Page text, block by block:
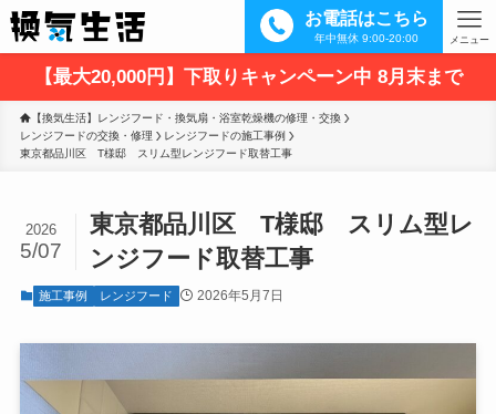
お電話はこちら
年中無休 9:00-20:00 メニュー
【最大20,000円】下取りキャンペーン中 8月末まで
【換気生活】レンジフード・換気扇・浴室乾燥機の修理・交換
レンジフードの交換・修理
レンジフードの施工事例
東京都品川区　T様邸　スリム型レンジフード取替工事
東京都品川区 T様邸 スリム型レ
ンジフード取替工事
2026
5/07
施工事例 レンジフード 2026年5月7日